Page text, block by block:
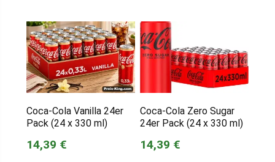
Coca-Cola Vanilla 24er
Pack (24 x 330 ml)
14,39 €
Coca-Cola Zero Sugar
24er Pack (24 x 330 ml)
14,39 €